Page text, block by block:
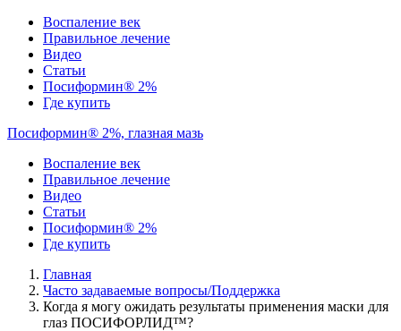
Воспаление век
Правильное лечение
Видео
Статьи
Посиформин® 2%
Где купить
Посиформин® 2%, глазная мазь
Воспаление век
Правильное лечение
Видео
Статьи
Посиформин® 2%
Где купить
Главная
Часто задаваемые вопросы/Поддержка
Когда я могу ожидать результаты применения маски для
глаз ПОСИФОРЛИД™?